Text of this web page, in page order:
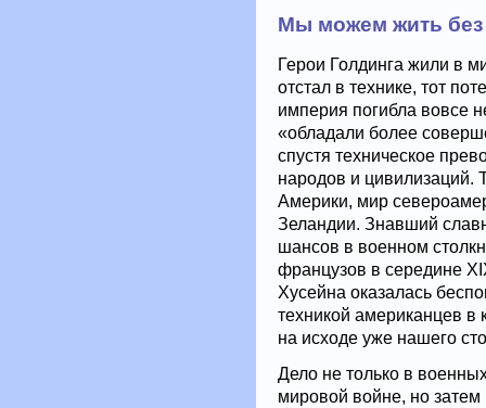
Мы можем жить без
Герои Голдинга жили в
отстал в технике, тот
империя погибла вовсе
«обладали более
спустя техническое
народов и цивилизаций.
Америки, мир
Зеландии. Знавший
шансов в военном
французов в середине
Хусейна оказалась
техникой американцев в
на исходе уже нашего
Дело не только в
мировой войне, но